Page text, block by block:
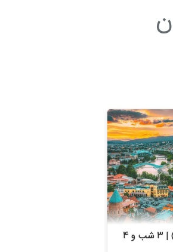
تور گرجستان (تفلیس) | 3 شب و 4